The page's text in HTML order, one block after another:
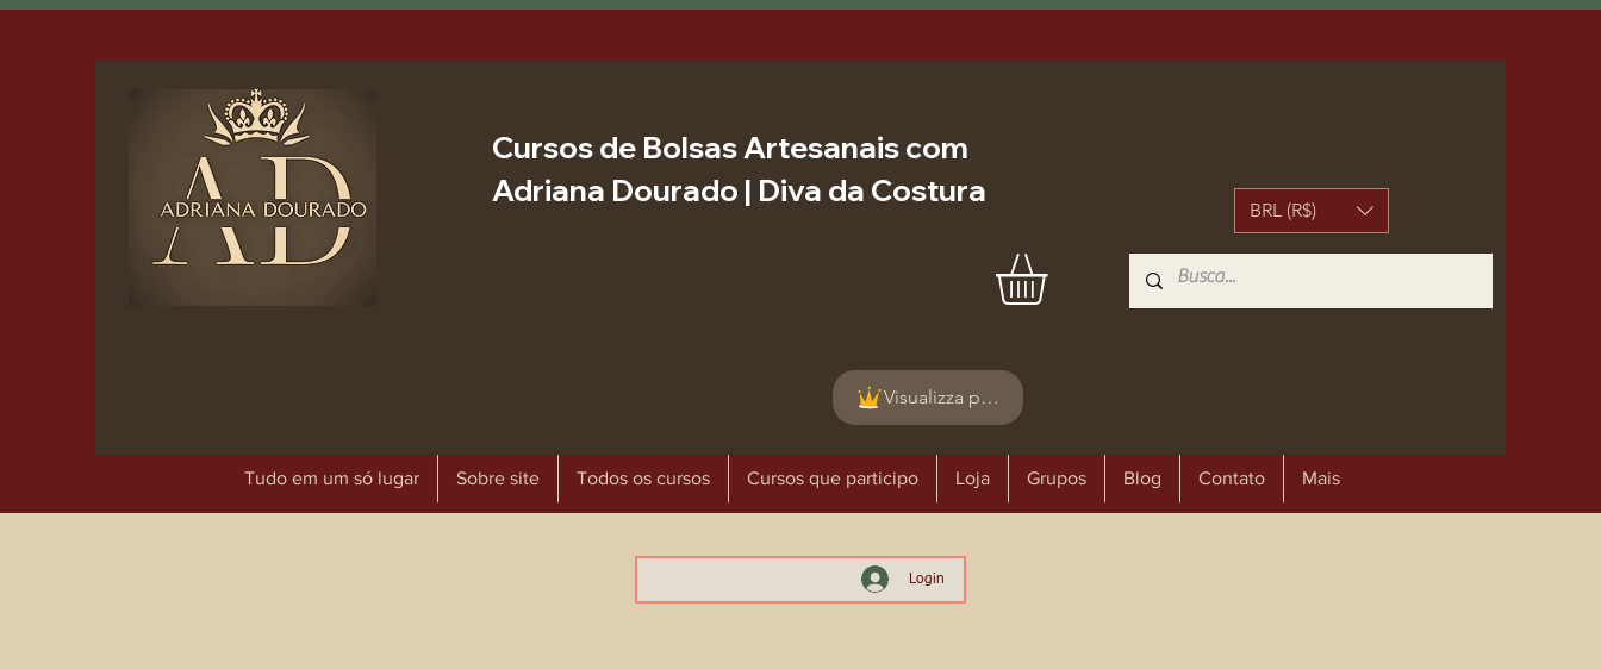
Cursos de Bolsas Artesanais com
Adriana Dourado | Diva da Costura
BRL (R$)
Visualizza punti
Tudo em um só lugar Sobre site Todos os cursos Cursos que participo Loja Grupos Blog Contato Mais
Login